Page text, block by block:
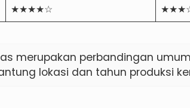
★★★★☆
merupakan perbandingan
lokasi dan tahun produksi